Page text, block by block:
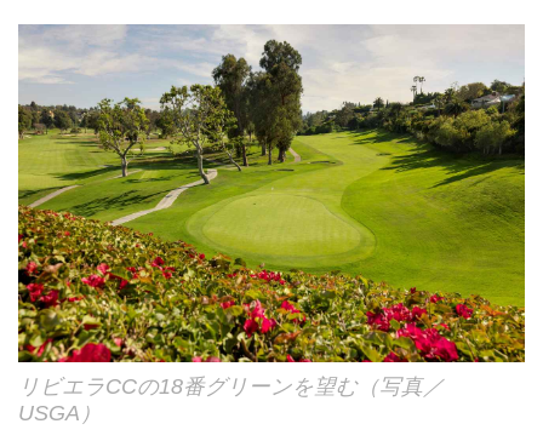
リビエラCCの18番グリーンを望む（写真／
USGA）